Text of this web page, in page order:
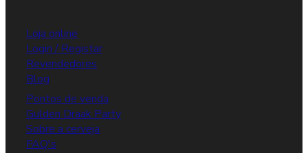
Loja online
Login / Registar
Revendedores
Blog
Pontos de venda
Gulden Draak Party
Sobre a cerveja
FAQ's